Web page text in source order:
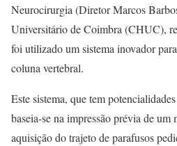
Neurocirurgia (Diretor Marcos
Universitário de Coimbra (CHUC),
foi utilizado um sistema inovador
coluna vertebral.
Este sistema, que tem
baseia-se na impressão prévia de um
aquisição do trajeto de parafusos